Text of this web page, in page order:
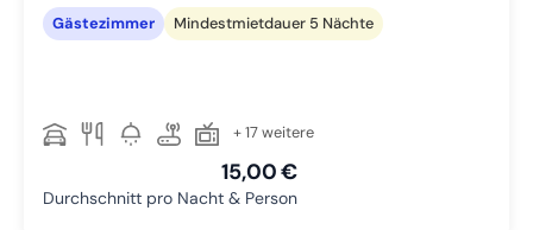
Gästezimmer
Mindestmietdauer 5 Nächte
+ 17 weitere
15,00 €
Durchschnitt pro Nacht & Person